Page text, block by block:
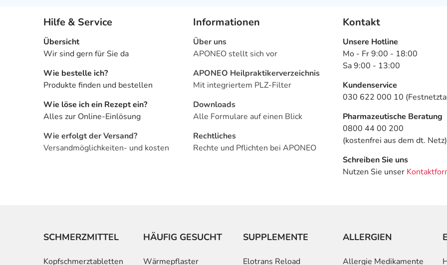
Hilfe & Service
Übersicht
Wir sind gern für Sie da
Wie bestelle ich?
Produkte finden und bestellen
Wie löse ich ein Rezept ein?
Alles zur Online-Einlösung
Wie erfolgt der Versand?
Versandmöglichkeiten- und kosten
Informationen
Über uns
APONEO stellt sich vor
APONEO Heilpraktikerverzeichnis
Mit integriertem PLZ-Filter
Downloads
Alle Formulare auf einen Blick
Rechtliches
Rechte und Pflichten bei APONEO
Kontakt
Unsere Hotline
Mo - Fr 9:00 - 18:00
Sa 9:00 - 13:00
Kundenservice
030 622 000 10
Pharmazeutische Beratung
0800 44 00 200
(kostenfrei aus dem dt. Netz)
Schreiben Sie uns
Nutzen Sie unser
SCHMERZMITTEL
Kopfschmerztabletten
HÄUFIG GESUCHT
Wärmepflaster
SUPPLEMENTE
Elotrans Reload
ALLERGIEN
Allergie Medikamente